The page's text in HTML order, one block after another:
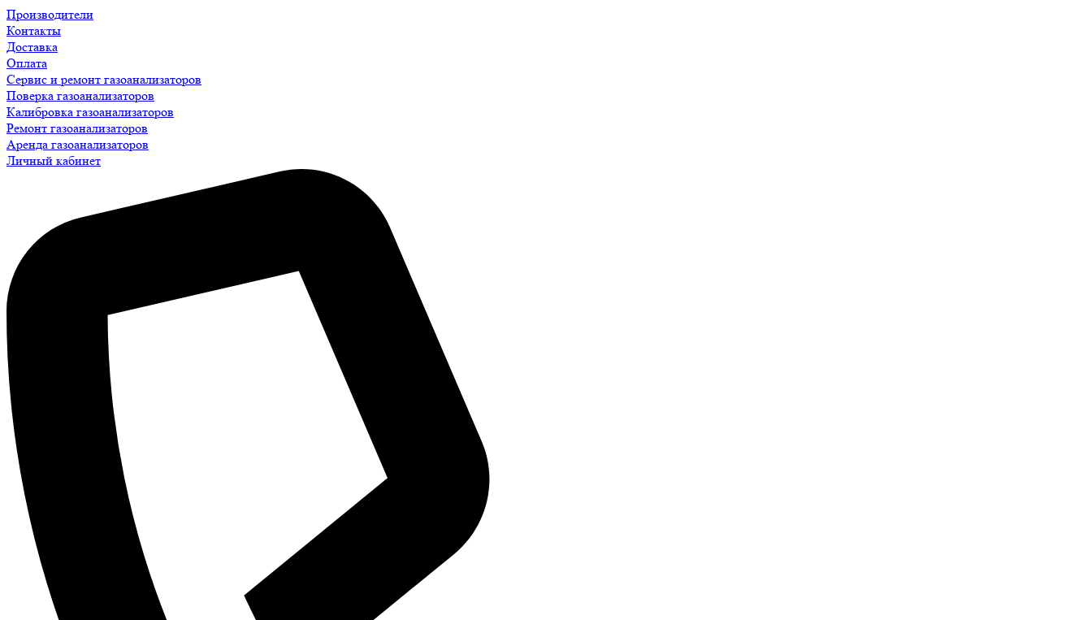
Производители
Контакты
Доставка
Оплата
Сервис и ремонт газоанализаторов
Поверка газоанализаторов
Калибровка газоанализаторов
Ремонт газоанализаторов
Аренда газоанализаторов
Личный кабинет